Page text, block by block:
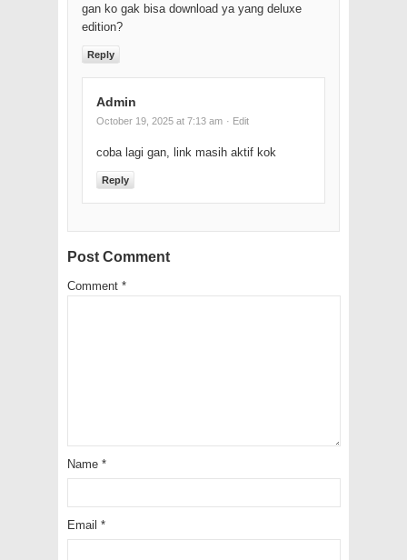
gan ko gak bisa download ya yang deluxe
edition?
Reply
Admin
October 19, 2025 at 7:13 am · Edit
coba lagi gan, link masih aktif kok
Reply
Post Comment
Comment *
Name *
Email *